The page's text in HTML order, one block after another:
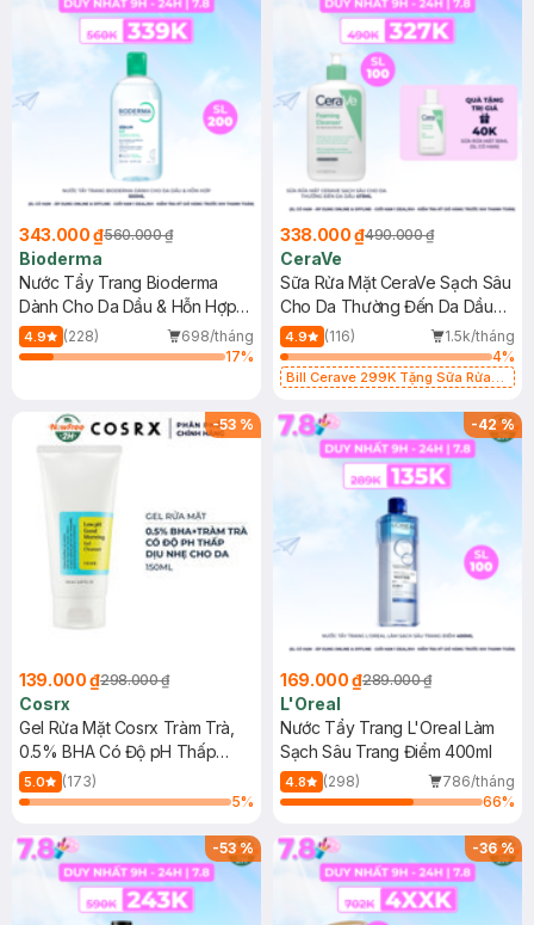
343.000 ₫560.000 ₫
Bioderma
Nước Tẩy Trang Bioderma
Dành Cho Da Dầu & Hỗn Hợp
500ml
4.9 (228)
698/tháng
17%
338.000 ₫490.000 ₫
CeraVe
Sữa Rửa Mặt CeraVe Sạch Sâu
Cho Da Thường Đến Da Dầu
473ml
4.9 (116)
1.5k/tháng
4%
Bill Cerave 299K Tặng Sữa Rửa
-53 %
139.000 ₫298.000 ₫
Cosrx
Gel Rửa Mặt Cosrx Tràm Trà,
0.5% BHA Có Độ pH Thấp
150ml
5.0
(173)
5%
-42%
169.000 ₫289.000 ₫
L'Oreal
Nước Tẩy Trang L'Oreal Làm
Sạch Sâu Trang Điểm 400ml
4.8 (298)
786/tháng
66%
-53% -36%